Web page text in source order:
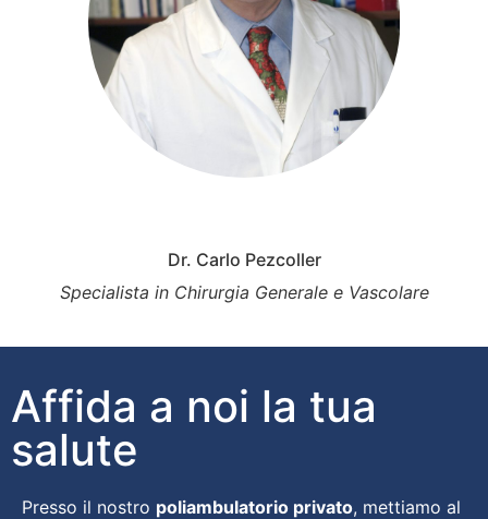
Dr. Carlo Pezcoller
Specialista in Chirurgia Generale e Vascolare
Affida a noi la tua
salute
Presso il nostro poliambulatorio privato, mettiamo al